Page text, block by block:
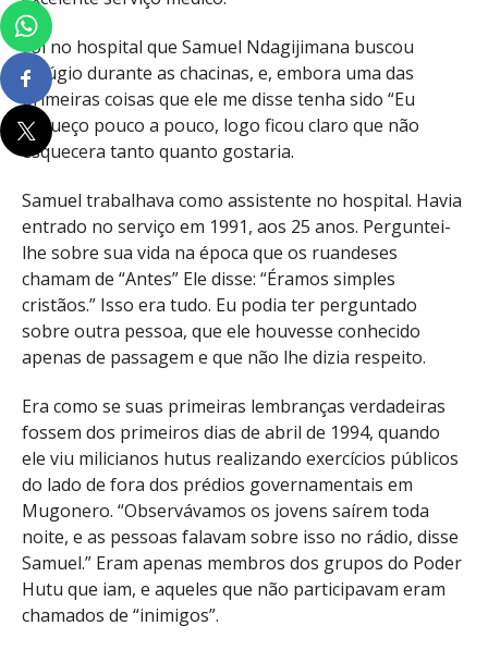
Foi no hospital que Samuel Ndagijimana buscou
refúgio durante as chacinas, e, embora uma das
primeiras coisas que ele me disse tenha sido “Eu
esqueço pouco a pouco, logo ficou claro que não
esquecera tanto quanto gostaria.
Samuel trabalhava como assistente no hospital. Havia
entrado no serviço em 1991, aos 25 anos. Perguntei-
lhe sobre sua vida na época que os ruandeses
chamam de “Antes” Ele disse: “Éramos simples
cristãos.” Isso era tudo. Eu podia ter perguntado
sobre outra pessoa, que ele houvesse conhecido
apenas de passagem e que não lhe dizia respeito.
Era como se suas primeiras lembranças verdadeiras
fossem dos primeiros dias de abril de 1994, quando
ele viu milicianos hutus realizando exercícios públicos
do lado de fora dos prédios governamentais em
Mugonero. “Observávamos os jovens saírem toda
noite, e as pessoas falavam sobre isso no rádio, disse
Samuel.” Eram apenas membros dos grupos do Poder
Hutu que iam, e aqueles que não participavam eram
chamados de “inimigos”.